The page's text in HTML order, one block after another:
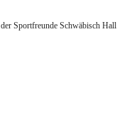
der Sportfreunde Schwäbisch Hall